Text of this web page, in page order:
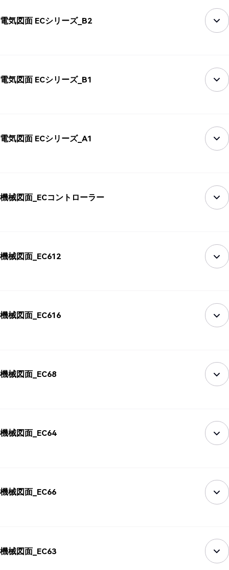
電気図面 ECシリーズ_B2
電気図面 ECシリーズ_B1
電気図面 ECシリーズ_A1
機械図面_ECコントローラー
機械図面_EC612
機械図面_EC616
機械図面_EC68
機械図面_EC64
機械図面_EC66
機械図面_EC63